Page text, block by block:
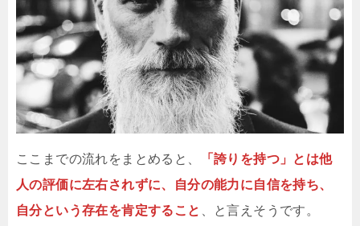
ここまでの流れをまとめると、
「誇りを持つ」とは他
人の評価に左右されずに、自分の能力に自信を持ち、
自分という存在を肯定すること
、と言えそうです。